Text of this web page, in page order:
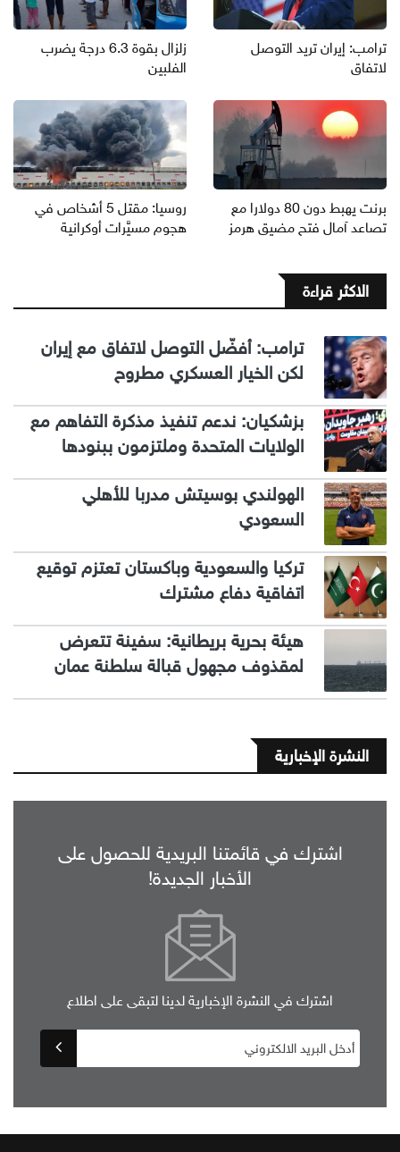
ترامب: إيران تريد التوصل
لاتفاق
زلزال بقوة 6.3 درجة يضرب
الفلبين
برنت يهبط دون 80 دولارا مع
تصاعد آمال فتح مضيق هرمز
روسيا: مقتل 5 أشخاص في
هجوم مسيَّرات أوكرانية
الاكثر قراءة
ترامب: أفضّل التوصل لاتفاق مع إيران
لكن الخيار العسكري مطروح
بزشكيان: ندعم تنفيذ مذكرة التفاهم مع
الولايات المتحدة وملتزمون ببنودها
الهولندي بوسيتش مدربا للأهلي
السعودي
تركيا والسعودية وباكستان تعتزم توقيع
اتفاقية دفاع مشترك
هيئة بحرية بريطانية: سفينة تتعرض
لمقذوف مجهول قبالة سلطنة عمان
النشرة الإخبارية
اشترك في قائمتنا البريدية للحصول على
الأخبار الجديدة!
اشترك في النشرة الإخبارية لدينا لتبقى على اطلاع